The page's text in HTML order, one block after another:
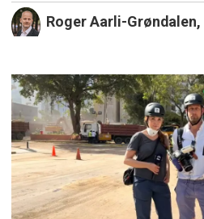
Roger Aarli-Grøndalen,